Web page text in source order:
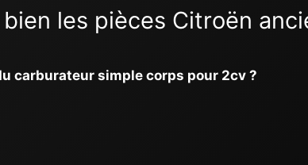
les pièces Citroën
carburateur simple corps pour 2cv ?